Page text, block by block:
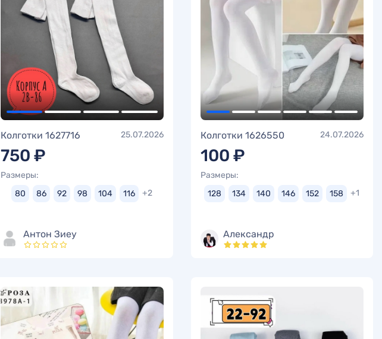
Колготки 1627716 25.07.2026
750 ₽
Размеры:
+2
80 86 92 98 104 116
Антон Зиеу
Колготки 1626550 24.07.2026
100 ₽
Размеры:
+1
128 134 140 146 152 158
Александр